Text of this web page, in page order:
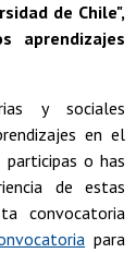
de Chile",
aprendizajes
y sociales
en el
o has
de estas
convocatoria
para